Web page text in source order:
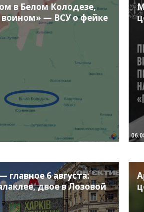
в Белом Колодезе,
— ВСУ о фейке
главное 6 августа:
двое в Лозовой